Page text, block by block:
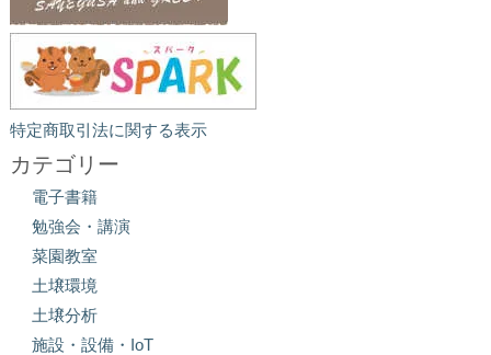
特定商取引法に関する表示
カテゴリー
電子書籍
勉強会・講演
菜園教室
土壌環境
土壌分析
施設・設備・IoT